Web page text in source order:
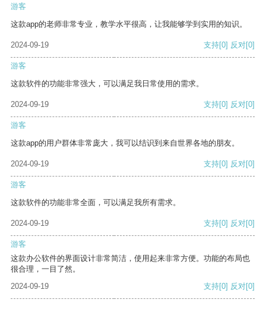
游客
这款app的老师非常专业，教学水平很高，让我能够学到实用的知识。
2024-09-19 支持[0] 反对[0]
游客
这款软件的功能非常强大，可以满足我日常使用的需求。
2024-09-19 支持[0] 反对[0]
游客
这款app的用户群体非常庞大，我可以结识到来自世界各地的朋友。
2024-09-19 支持[0] 反对[0]
游客
这款软件的功能非常全面，可以满足我所有需求。
2024-09-19 支持[0] 反对[0]
游客
这款办公软件的界面设计非常简洁，使用起来非常方便。功能的布局也
很合理，一目了然。
2024-09-19
支持[0] 反对[0]